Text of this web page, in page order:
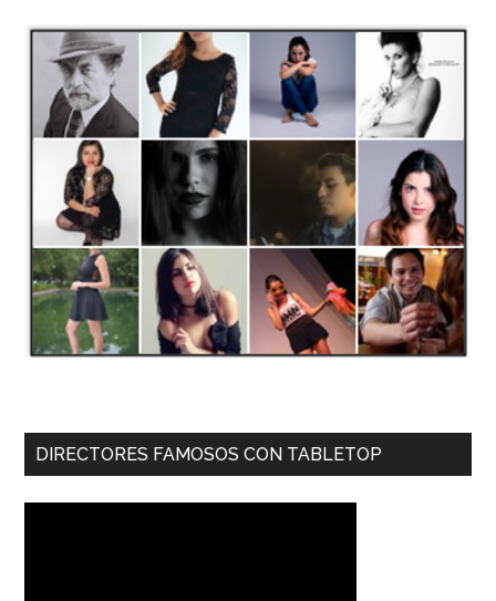
DIRECTORES FAMOSOS CON TABLETOP